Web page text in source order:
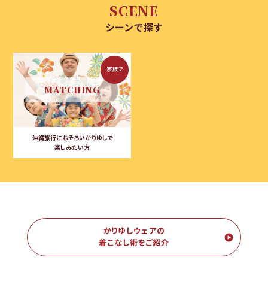
SCENE
シーンで探す
MATCHING
家族で
沖縄旅行におそろいかりゆしで
楽しみたい方
かりゆしウェアの
着こなし術をご紹介